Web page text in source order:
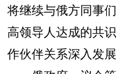
将继续与俄方同事
高领导人达成的共
作伙伴关系深入发展